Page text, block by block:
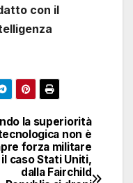
con il
la superiorità
non è
forza militare
il caso Stati Uniti,
dalla Fairchild